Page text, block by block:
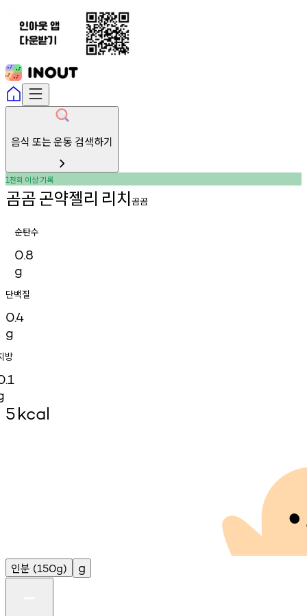
음식 또는 운동 검색하기
1천회 이상기록
곰곰곤약젤리 리치곰곰
순탄수
0.8
g
단백질
0.4
g
방
5kcal
인분 (150g) g